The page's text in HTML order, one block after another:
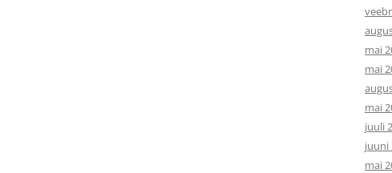
mai
mai
mai
juuli
juuni
mai